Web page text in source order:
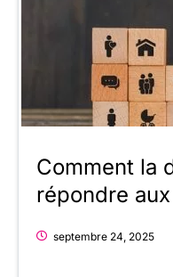
Comment la
répondre
septembre 24, 2025